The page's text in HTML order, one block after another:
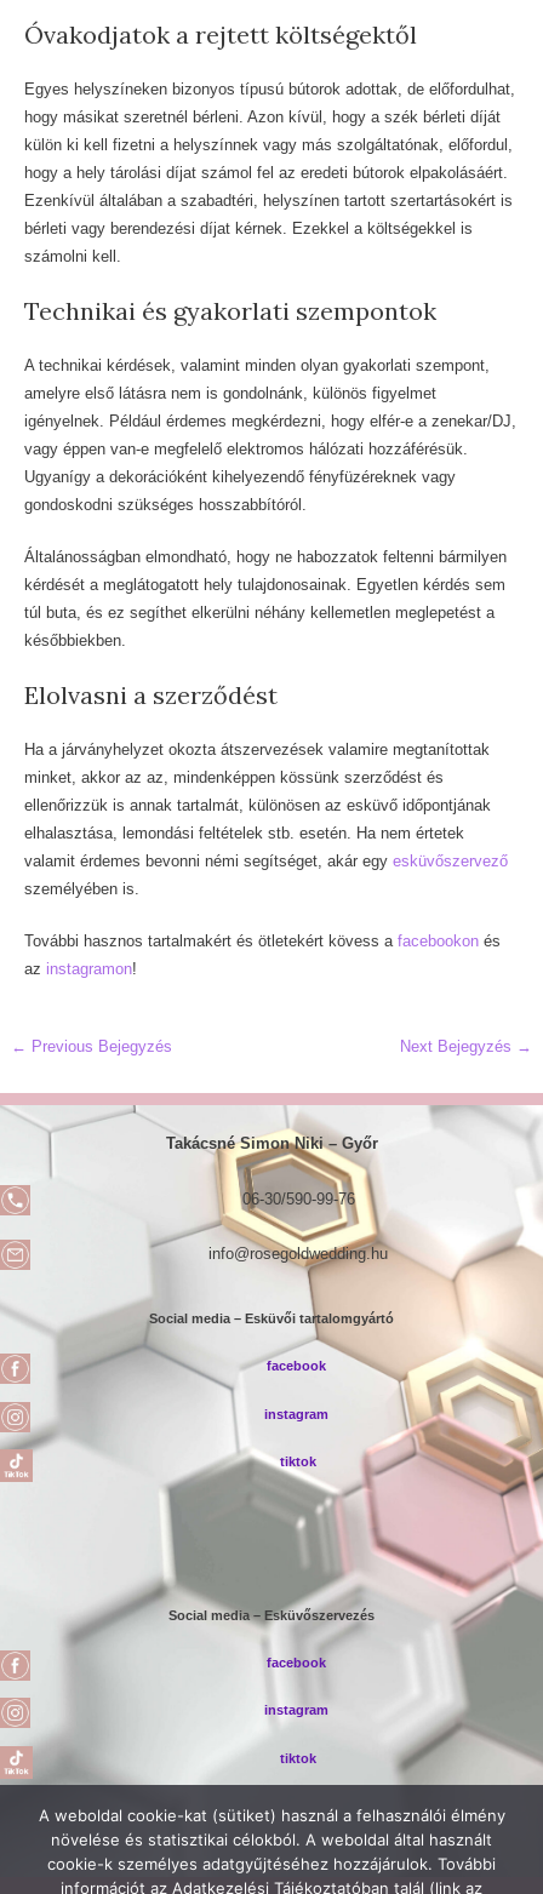
Óvakodjatok a rejtett költségektől
Egyes helyszíneken bizonyos típusú bútorok adottak, de előfordulhat,
hogy másikat szeretnél bérleni. Azon kívül, hogy a szék bérleti díját
külön ki kell fizetni a helyszínnek vagy más szolgáltatónak, előfordul,
hogy a hely tárolási díjat számol fel az eredeti bútorok elpakolásáért.
Ezenkívül általában a szabadtéri, helyszínen tartott szertartásokért is
bérleti vagy berendezési díjat kérnek. Ezekkel a költségekkel is
számolni kell.
Technikai és gyakorlati szempontok
A technikai kérdések, valamint minden olyan gyakorlati szempont,
amelyre első látásra nem is gondolnánk, különös figyelmet
igényelnek. Például érdemes megkérdezni, hogy elfér-e a zenekar/DJ,
vagy éppen van-e megfelelő elektromos hálózati hozzáférésük.
Ugyanígy a dekorációként kihelyezendő fényfüzéreknek vagy
gondoskodni szükséges hosszabbítóról.
Általánosságban elmondható, hogy ne habozzatok feltenni bármilyen
kérdését a meglátogatott hely tulajdonosainak. Egyetlen kérdés sem
túl buta, és ez segíthet elkerülni néhány kellemetlen meglepetést a
későbbiekben.
Elolvasni a szerződést
Ha a járványhelyzet okozta átszervezések valamire megtanítottak
minket, akkor az az, mindenképpen kössünk szerződést és
ellenőrizzük is annak tartalmát, különösen az esküvő időpontjának
elhalasztása, lemondási feltételek stb. esetén. Ha nem értetek
valamit érdemes bevonni némi segítséget, akár egy esküvőszervező
személyében is.
További hasznos tartalmakért és ötletekért kövess a facebookon és
az instagramon!
Post
← Previous Bejegyzés Next Bejegyzés →
Takácsné Simon Niki – Győr
06-30/590-99-76
info@rosegoldwedding.hu
Social media – Esküvői tartalomgyártó
facebook
instagram
tiktok
Social media – Esküvőszervezés
facebook
instagram
tiktok
A weboldal cookie-kat (sütiket) használ a felhasználói élmény
növelése és statisztikai célokból. A weboldal által használt
cookie-k személyes adatgyűjtéséhez hozzájárulok. További
információt az Adatkezelési Tájékoztatóban talál (link az